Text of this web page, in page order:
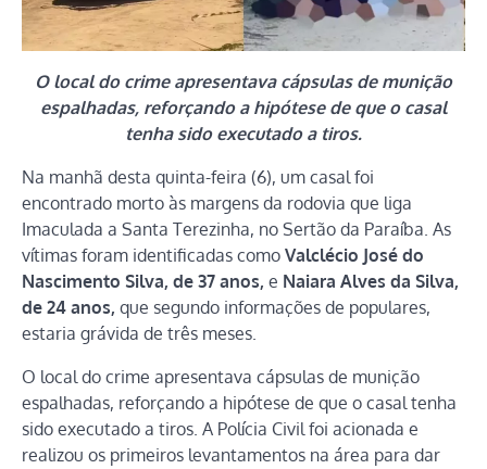
O local do crime apresentava cápsulas de munição
espalhadas, reforçando a hipótese de que o casal
tenha sido executado a tiros.
Na manhã desta quinta-feira (6), um casal foi
encontrado morto às margens da rodovia que liga
Imaculada a Santa Terezinha, no Sertão da Paraíba. As
vítimas foram identificadas como Valclécio José do
Nascimento Silva, de 37 anos, e Naiara Alves da Silva,
de 24 anos, que segundo informações de populares,
estaria grávida de três meses.
O local do crime apresentava cápsulas de munição
espalhadas, reforçando a hipótese de que o casal tenha
sido executado a tiros. A Polícia Civil foi acionada e
realizou os primeiros levantamentos na área para dar